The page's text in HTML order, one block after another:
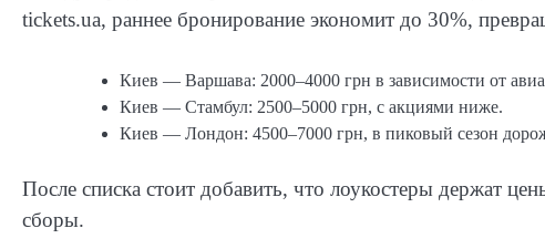
tickets.ua, раннее бронирование экономит до 30%,
Киев — Варшава: 2000–4000 грн в зависимости от
Киев — Стамбул: 2500–5000 грн, с акциями ниже.
Киев — Лондон: 4500–7000 грн, в пиковый сезон
После списка стоит добавить, что лоукостеры держат
сборы.